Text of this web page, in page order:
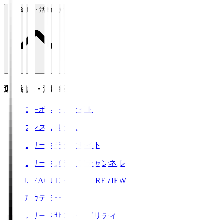
運営組織・活動紹介
運営組織・活動紹介
コーポレートサイト
プレスリリース
Ｊリーグデータサイト
Ｊリーグメディアチャンネル
J.LEAGUE SEASON REVIEW
アカデミー
Ｊリーグサステナビリティ